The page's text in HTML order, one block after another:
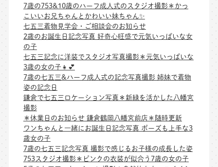
7歳の753&10歳のハーフ成人式のスタジオ撮影＊かっ
こいいお兄ちゃんとかわいい妹ちゃん✨
七五三着物見学会・ご相談会のお知らせ
2歳のお誕生日記念写真 好奇心旺盛で元気いっぱいな女
の子
七五三記念に洋装でスタジオ写真撮影＊元気いっぱいな
3歳の女の子👧💕
7歳の七五三&ハーフ成人式の記念写真撮影 姉妹で着物
姿の記念日
鎌倉で七五三ロケーション写真＊新緑を活かした八幡宮
撮影
＊休業日のお知らせ 鎌倉鶴岡八幡宮前店＊随時更新
ワンちゃんと一緒にお誕生日記念写真 ポーズも上手な3
歳女の子
7歳の七五三記念写真 撮影で感じるお子様の成長した姿
753スタジオ撮影＊ピンクの衣装が似合う7歳の女の子